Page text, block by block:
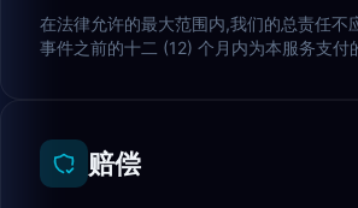
在法律允许的最大范围内,我们的总责任不
事件之前的十二 (12) 个月内为本服务支付
赔偿